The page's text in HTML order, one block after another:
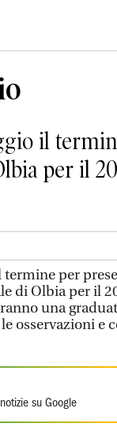
il
per il
termine per
di Olbia per il
una
osservazioni e
su Google